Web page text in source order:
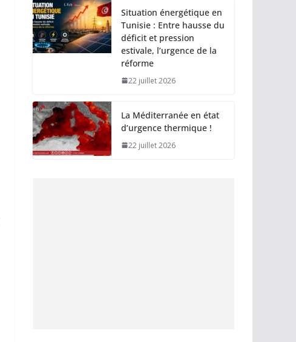
Situation énergétique en
Tunisie : Entre hausse du
déficit et pression
estivale, l’urgence de la
réforme
22 juillet 2026
La Méditerranée en état
d’urgence thermique !
22 juillet 2026